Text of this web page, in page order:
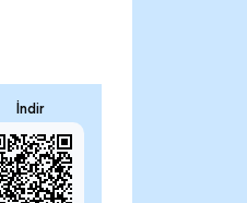
İndir